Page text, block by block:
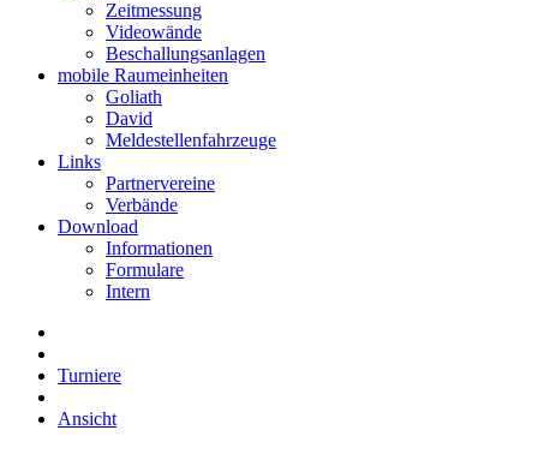
Zeitmessung
Videowände
Beschallungsanlagen
mobile Raumeinheiten
Goliath
David
Meldestellenfahrzeuge
Links
Partnervereine
Verbände
Download
Informationen
Formulare
Intern
Turniere
Ansicht